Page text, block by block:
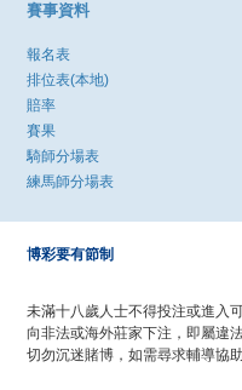
賽事資料
報名表
排位表(本地)
賠率
賽果
騎師分場表
練馬師分場表
博彩要有節制
未滿十八歲人士不得投注或進入
向非法或海外莊家下注，即屬違
切勿沉迷賭博，如需尋求輔導協